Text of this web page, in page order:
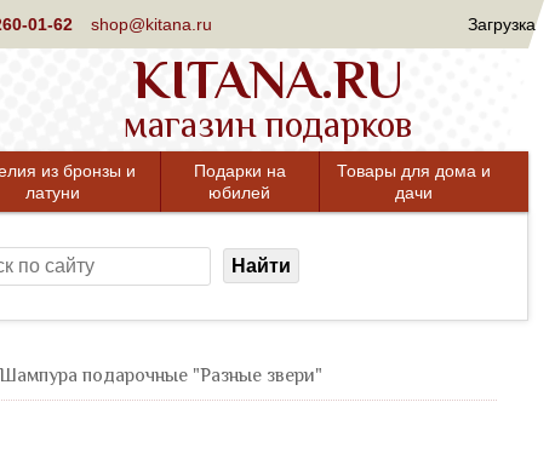
01-62 shop@kitana.ru Загрузка
KITANA.RU
магазин подарков
из бронзы и
латуни
Подарки на
юбилей
Товары для дома и
дачи
Найти
Шампура подарочные "Разные звери"